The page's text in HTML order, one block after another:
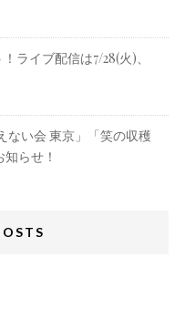
ライブ配信は7/28(火)、
ない会 東京」「笑の収穫
らせ！